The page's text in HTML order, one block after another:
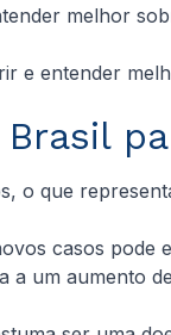
melhor
e entender
o que
casos pode
um aumento